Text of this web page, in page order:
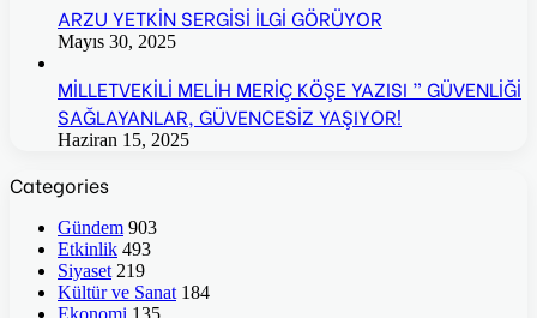
ARZU YETKİN SERGİSİ İLGİ GÖRÜYOR
Mayıs 30, 2025
MİLLETVEKİLİ MELİH MERİÇ KÖŞE YAZISI ” GÜVENLİĞİ
SAĞLAYANLAR, GÜVENCESİZ YAŞIYOR!
Haziran 15, 2025
Categories
Gündem 903
Etkinlik 493
Siyaset 219
Kültür ve Sanat 184